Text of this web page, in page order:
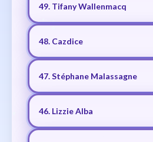
49. Tifany Wallenmacq
48. Cazdice
47. Stéphane Malassagne
46. Lizzie Alba